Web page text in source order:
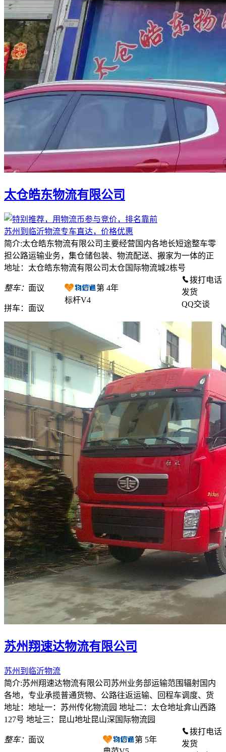
太仓皓东物流有限公司
苏州到临沂物流专车直达，价格优惠
简介:太仓皓东物流有限公司主要经营国内各地长短途整车零
担公路运输业务，集仓储包装、物流配送、搬家为一体的正
地址：太仓皓东物流有限公司太仓国际物流城2栋号
整车： 面议
拼车： 面议
第 4年
标杆V4
拨打电话
发货
QQ交谈
苏州翔速达物流有限公司
苏州到临沂物流
简介:苏州翔速达物流有限公司苏州业务部运输范围辐射国内
各地，专业承揽普通货物、公路往返运输、回程车调度、货
地址：地址一：苏州传化物流园 地址二：太仓地址弇山西路
127号 地址三：昆山地址昆山深国际物流园
整车： 面议 第 5年
拨打电话
发货